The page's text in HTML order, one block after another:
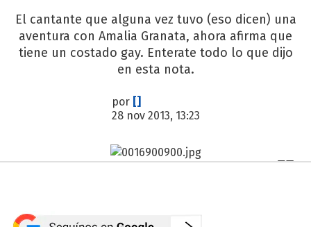
El cantante que alguna vez tuvo (eso dicen) una
aventura con Amalia Granata, ahora afirma que
tiene un costado gay. Enterate todo lo que dijo
en esta nota.
por []
28 nov 2013, 13:23